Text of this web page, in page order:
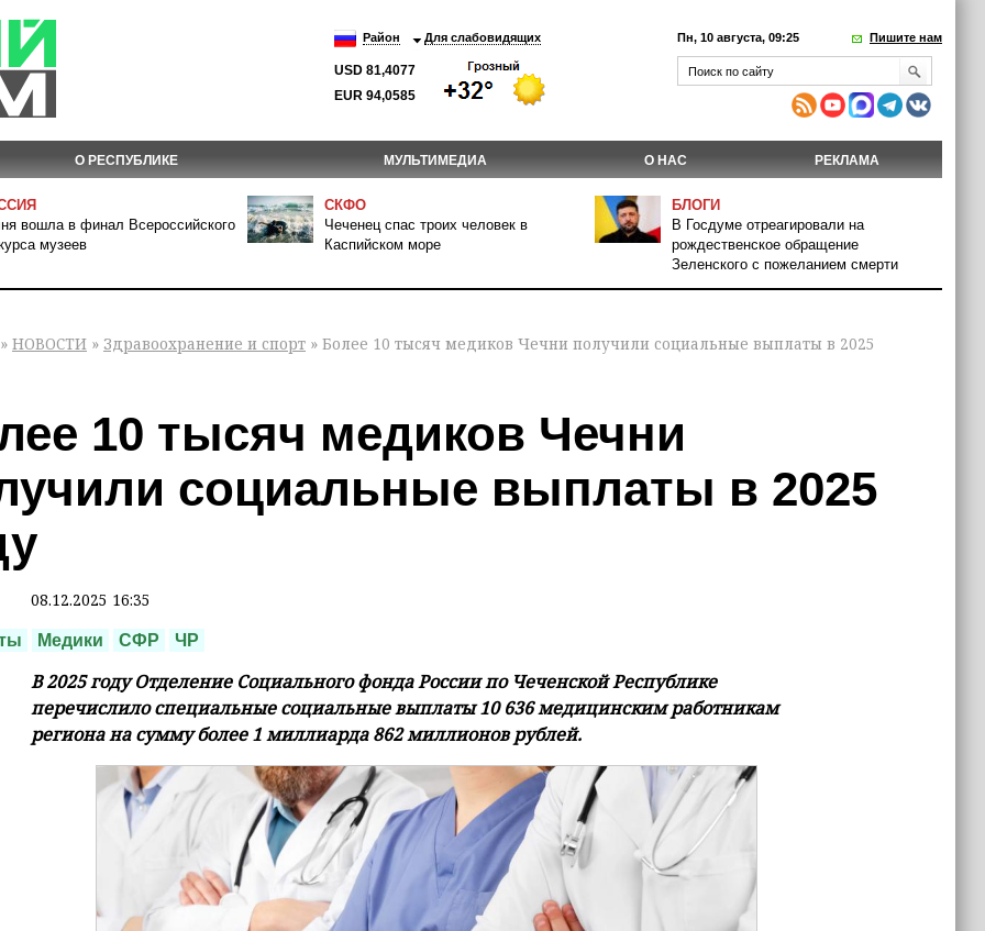
Район Для слабовидящих
USD 81,4077
EUR 94,0585
Пн, 10 августа, 09:25 Пишите нам
О РЕСПУБЛИКЕ МУЛЬТИМЕДИА О НАС РЕКЛАМА
вошла в финал Всероссийского
музеев
СКФО
Чеченец спас троих человек в
Каспийском море
БЛОГИ
В Госдуме отреагировали на
рождественское обращение
Зеленского с пожеланием смерти
» НОВОСТИ » Здравоохранение и спорт » Более 10 тысяч медиков Чечни получили социальные выплаты в 2025
10 тысяч медиков Чечни
социальные выплаты в 2025
08.12.2025 16:35
Медики СФР ЧР
В 2025 году Отделение Социального фонда России по Чеченской Республике
перечислило специальные социальные выплаты 10 636 медицинским работникам
региона на сумму более 1 миллиарда 862 миллионов рублей.